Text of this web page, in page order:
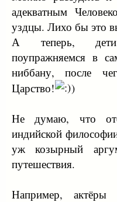
адекватным
уздцы. Лихо бы это
А теперь, дети
поупражняемся в
ниббану, после
Царство!
)
Не думаю, что
индийской
уж козырный
путешествия.
Например,